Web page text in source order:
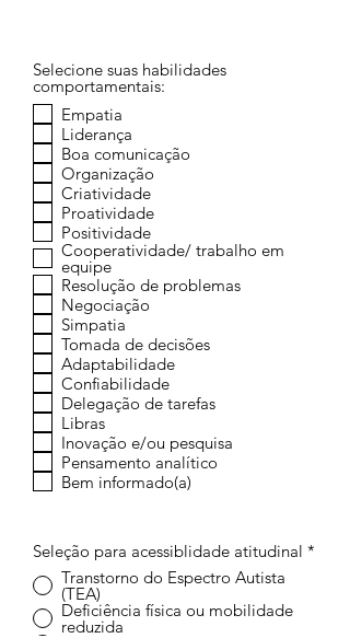
Selecione suas habilidades
comportamentais:
Empatia
Liderança
Boa comunicação
Organização
Criatividade
Proatividade
Positividade
Cooperatividade/ trabalho em
equipe
Resolução de problemas
Negociação
Simpatia
Tomada de decisões
Adaptabilidade
Confiabilidade
Delegação de tarefas
Libras
Inovação e/ou pesquisa
Pensamento analítico
Bem informado(a)
Seleção para acessiblidade atitudinal *
Transtorno do Espectro Autista
(TEA)
Deficiência física ou mobilidade
reduzida